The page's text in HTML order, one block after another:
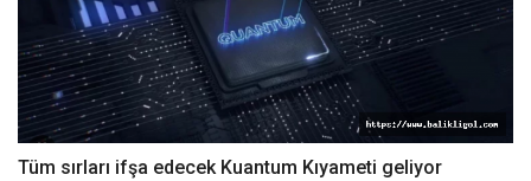
Tüm sırları ifşa edecek Kuantum Kıyameti geliyor